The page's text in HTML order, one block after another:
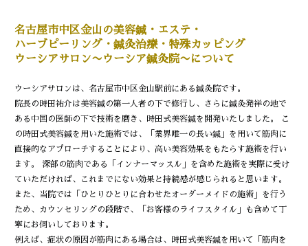
名古屋市中区金山の美容鍼・エステ・
ハーブピーリング・鍼灸治療・特殊カッピング
ウーシアサロン〜ウーシア鍼灸院〜について
ウーシアサロンは、名古屋市中区金山駅前にある鍼灸院です。
院長の時田祐介は美容鍼の第一人者の下で修行し、さらに鍼灸発祥の地で
ある中国の医師の下で技術を磨き、時田式美容鍼を開発いたしました。 こ
の時田式美容鍼を用いた施術では、「業界唯一の長い鍼」を用いて筋肉に
直接的なアプローチすることにより、高い美容効果をもたらす施術を行い
ます。 深部の筋肉である「インナーマッスル」を含めた施術を実際に受け
ていただければ、これまでにない効果と持続感が感じられると思います。
また、当院では「ひとりひとりに合わせたオーダーメイドの施術」を行う
ため、カウンセリングの段階で、「お客様のライフスタイル」も含めて丁
寧にお伺いしております。
例えば、症状の原因が筋肉にある場合は、時田式美容鍼を用いて「筋肉を